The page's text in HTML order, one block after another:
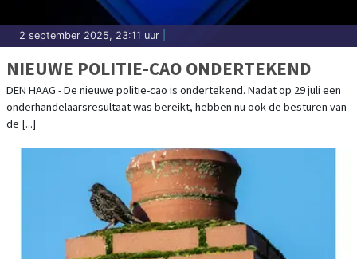
2 september 2025, 23:11 uur
NIEUWE POLITIE-CAO ONDERTEKEND
DEN HAAG - De nieuwe politie-cao is ondertekend. Nadat op 29 juli een
onderhandelaarsresultaat was bereikt, hebben nu ook de besturen van
de [...]